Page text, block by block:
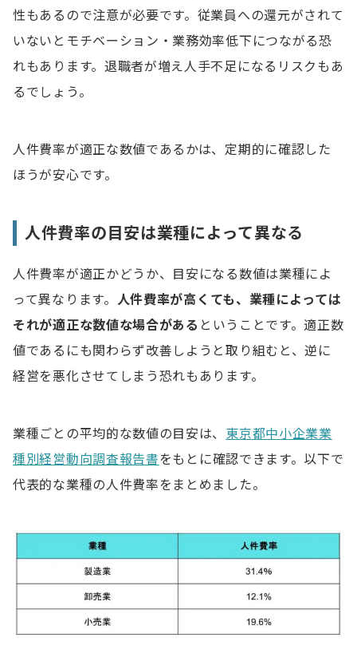
性もあるので注意が必要です。従業員への還元がされて
いないとモチベーション・業務効率低下につながる恐
れもあります。退職者が増え人手不足になるリスクもあ
るでしょう。
人件費率が適正な数値であるかは、定期的に確認した
ほうが安心です。
人件費率の目安は業種によって異なる
人件費率が適正かどうか、目安になる数値は業種によ
って異なります。 人件費率が高くても、業種によっては
それが適正な数値な場合がある ということです。適正数
値であるにも関わらず改善しようと取り組むと、逆に
経営を悪化させてしまう恐れもあります。
業種ごとの平均的な数値の目安は、 東京都中小企業業
種別経営動向調査報告書をもとに確認できます。以下で
代表的な業種の人件費率をまとめました。